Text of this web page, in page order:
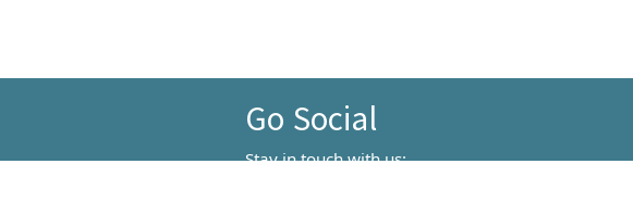
Go Social
Stay in touch with us: